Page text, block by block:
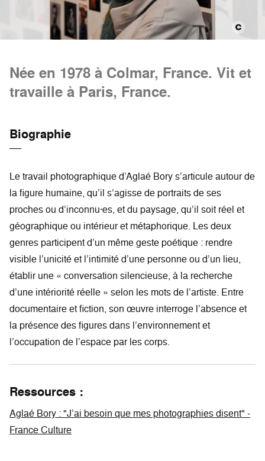
Née en 1978 à Colmar, France. Vit et
travaille à Paris, France.
Biographie
Le travail photographique d’Aglaé Bory s’articule autour de
la figure humaine, qu’il s’agisse de portraits de ses
proches ou d’inconnu·es, et du paysage, qu’il soit réel et
géographique ou intérieur et métaphorique. Les deux
genres participent d’un même geste poétique : rendre
visible l’unicité et l’intimité d’une personne ou d’un lieu,
établir une « conversation silencieuse, à la recherche
d’une intériorité réelle » selon les mots de l’artiste. Entre
documentaire et fiction, son œuvre interroge l’absence et
la présence des figures dans l’environnement et
l’occupation de l’espace par les corps.
Ressources :
Aglaé Bory : "J’ai besoin que mes photographies disent" -
France Culture